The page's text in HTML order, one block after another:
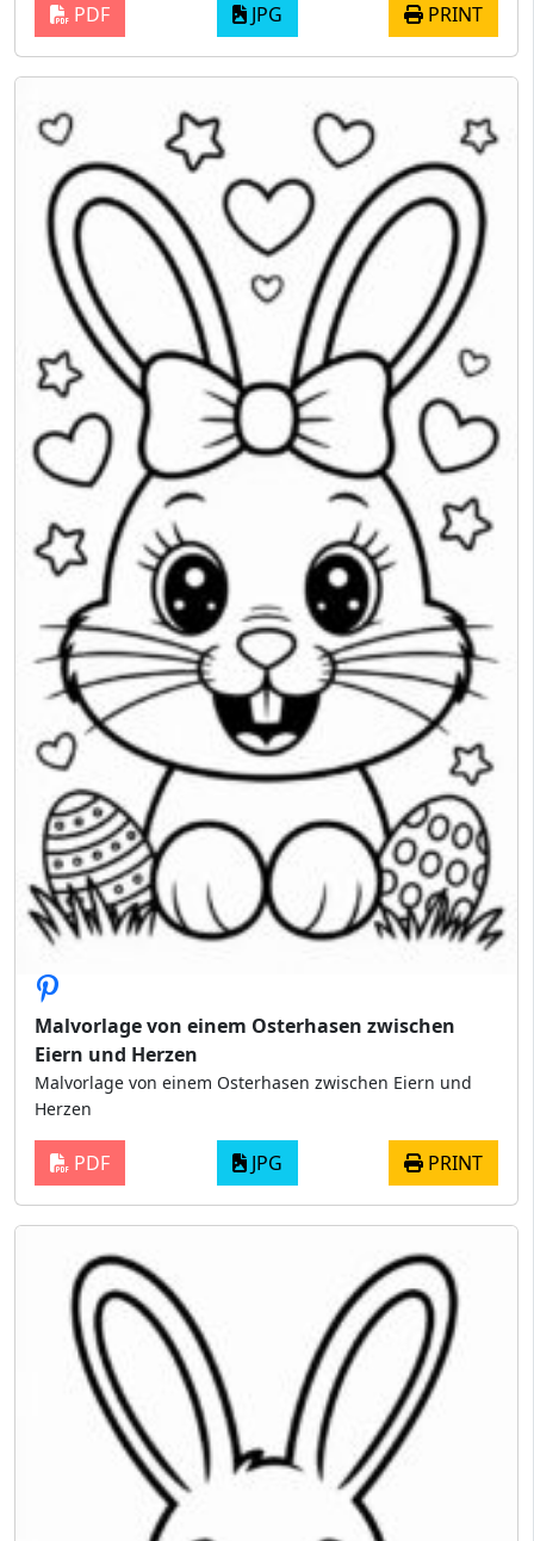
PDF JPG PRINT
Malvorlage von einem Osterhasen zwischen
Eiern und Herzen
Malvorlage von einem Osterhasen zwischen Eiern und
Herzen
PDF JPG PRINT